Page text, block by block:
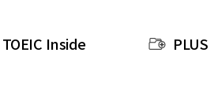
TOEIC Inside PLUS